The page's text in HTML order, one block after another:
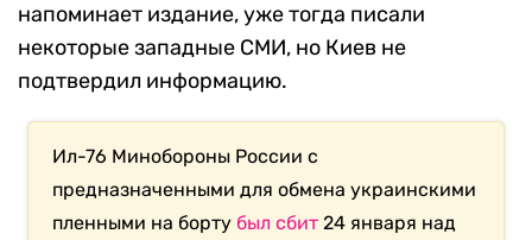
напоминает издание, уже тогда писали
некоторые западные СМИ, но Киев не
подтвердил информацию.
Ил-76 Минобороны России с
предназначенными для обмена украинскими
пленными на борту был сбит 24 января над